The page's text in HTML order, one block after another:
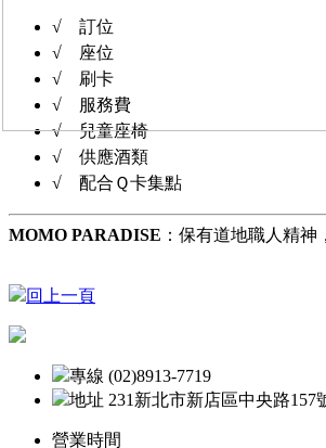
√ 訂位
√ 座位
√ 刷卡
√ 服務費
√ 兒童座椅
√ 供應酒類
√ 配合Ｑ卡集點
MOMO PARADISE ：保有道地職人精
回上一頁
專線 (02)8913-7719
地址 231新北市新店區中央路157
營業時間